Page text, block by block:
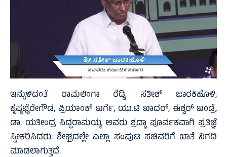
ಇನ್ನುಳಿದಂತೆ ರಾಮಲಿಂಗಾ ರೆಡ್ಡಿ, ಸತೀಶ್‌ ಜಾರಕಿಹೊಳಿ,
ಕೃಷ್ಣಭೈರೇಗೌಡ, ಪ್ರಿಯಾಂಕ್‌ ಖರ್ಗೆ, ಯು.ಟಿ ಖಾದರ್‌, ಈಶ್ವರ್‌ ಖಂಡ್ರೆ,
ಡಾ. ಯತೀಂದ್ರ ಸಿದ್ದರಾಮಯ್ಯ ಅವರು ಶ್ರದ್ಧಾ ಪೂರ್ವಕವಾಗಿ ಪ್ರತಿಜ್ಞೆ
ಸ್ವೀಕರಿಸಿದರು. ಶೀಘ್ರದಲ್ಲೇ ಎಲ್ಲಾ ಸಂಪುಟ ಸಚಿವರಿಗೆ ಖಾತೆ ನಿಗದಿ
ಮಾಡಲಾಗುತ್ತದೆ.